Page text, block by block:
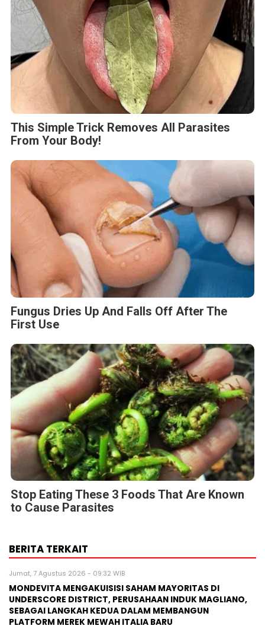
This Simple Trick Removes All Parasites
From Your Body!
Fungus Dries Up And Falls Off After The
First Use
Stop Eating These 3 Foods That Are Known
to Cause Parasites
BERITA TERKAIT
Jumat, 7 Agustus 2026 - 09:32 WIB
MONDEVITA MENGAKUISISI SAHAM MAYORITAS DI
UNDERSCORE DISTRICT, PERUSAHAAN INDUK MAGLIANO,
SEBAGAI LANGKAH KEDUA DALAM MEMBANGUN
PLATFORM MEREK MEWAH ITALIA BARU